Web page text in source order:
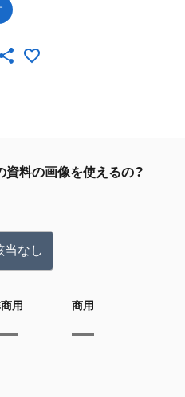
資料の画像を使えるの？
当なし
用 商用